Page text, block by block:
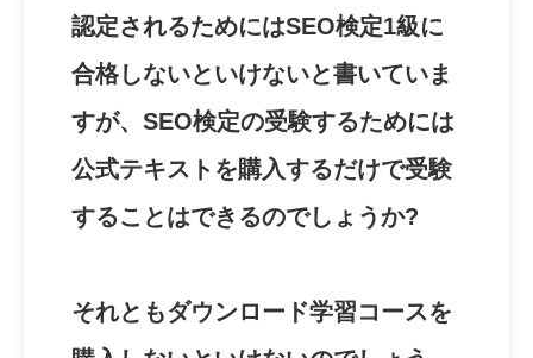
認定されるためにはSEO検定1級に
合格しないといけないと書いていま
すが、SEO検定の受験するためには
公式テキストを購入するだけで受験
することはできるのでしょうか?
それともダウンロード学習コースを